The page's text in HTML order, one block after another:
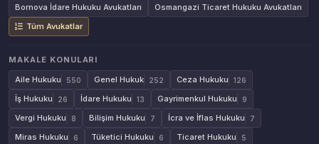
Bornova İdare Hukuku Avukatları
Osmangazi Ticaret Hukuku Avukatları
Tüm Avukatlar
MAKALE KONULARI
Aile Hukuku
550 Genel Hukuk 252 Ceza Hukuku 126
İş Hukuku 26 İdare Hukuku 13 Gayrimenkul Hukuku 9
Vergi Hukuku 8 Bilişim Hukuku 7 İcra ve İflas Hukuku 7
Miras Hukuku 6 Tüketici Hukuku 6 Ticaret Hukuku 5